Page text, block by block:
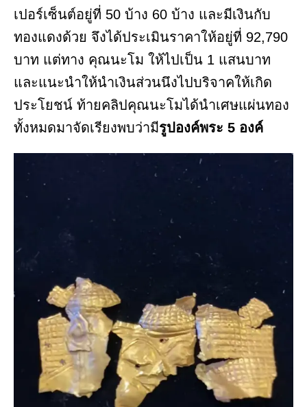
เปอร์เซ็นต์อยู่ที่ 50 บ้าง 60 บ้าง และมีเงินกับ
ทองแดงด้วย จึงได้ประเมินราคาให้อยู่ที่ 92,790
บาท แต่ทาง คุณนะโม ให้ไปเป็น 1 แสนบาท
และแนะนำให้นำเงินส่วนนึงไปบริจาคให้เกิด
ประโยชน์ ท้ายคลิปคุณนะโมได้นำเศษแผ่นทอง
ทั้งหมดมาจัดเรียงพบว่ามีรูปองค์พระ 5 องค์